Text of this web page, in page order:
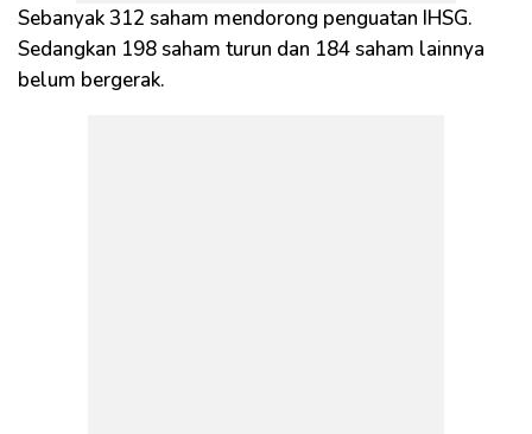
Sebanyak 312 saham mendorong penguatan IHSG.
Sedangkan 198 saham turun dan 184 saham lainnya
belum bergerak.